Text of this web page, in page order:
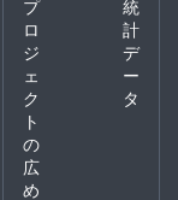
プ
ロ
ジ
ェ
ク
ト
の
広
め
統
計
デ
ー
タ